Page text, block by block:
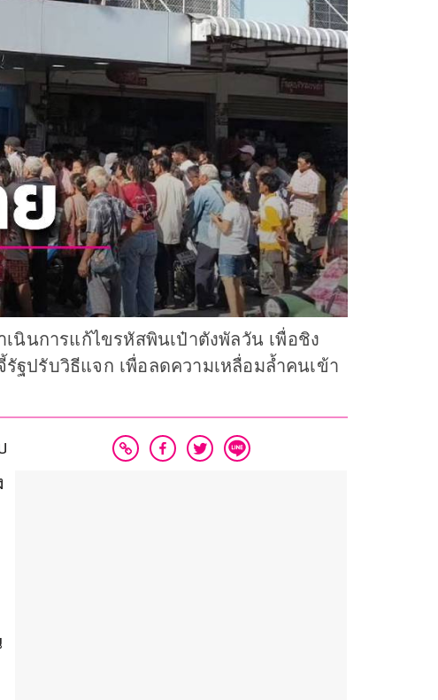
นการแก้ไขรหัสพินเป๋าตังพัลวัน เพื่อชิง
ฐปรับวิธีแจก เพื่อลดความเหลื่อมล้ำคนเข้า